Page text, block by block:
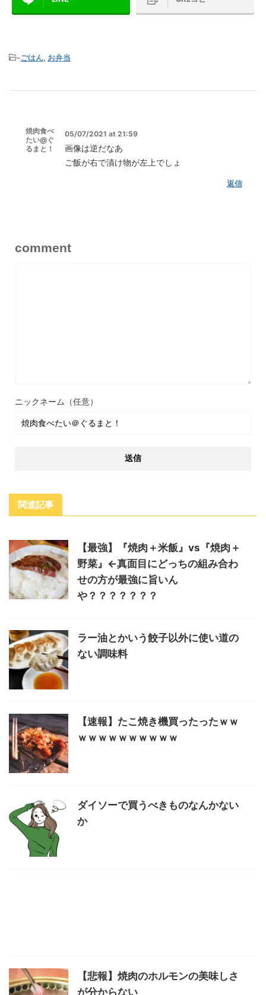
-ごはん, お弁当
焼肉食べ
たい@ぐ
るまと！
05/07/2021 at 21:59
画像は逆だなあ
ご飯が右で漬け物が左上でしょ
返信
comment
ニックネーム（任意）
関連記事
【最強】『焼肉＋米飯』vs『焼肉＋
野菜』←真面目にどっちの組み合わ
せの方が最強に旨いん
や？？？？？？？
ラー油とかいう餃子以外に使い道の
ない調味料
【速報】たこ焼き機買ったったｗｗ
ｗｗｗｗｗｗｗｗｗｗ
ダイソーで買うべきものなんかない
か
【悲報】焼肉のホルモンの美味しさ
が分からない